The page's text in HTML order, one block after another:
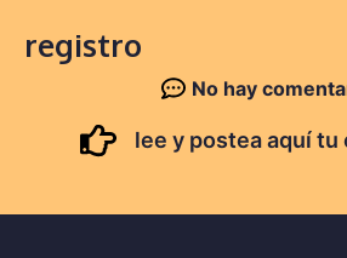
registro
No hay
lee y postea aquí